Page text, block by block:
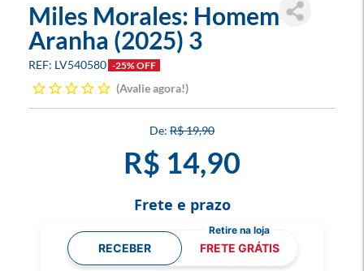
Miles Morales: Homem-
Aranha (2025) 3
LV540580 -25% OFF
Avalie agora!
R$ 19,90
R$ 14,90
Frete e prazo
RECEBER FRETE GRÁTIS